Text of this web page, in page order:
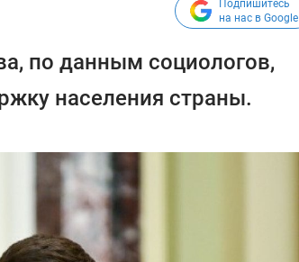
Подпишитесь
на нас в Google
по данным социологов,
населения страны.